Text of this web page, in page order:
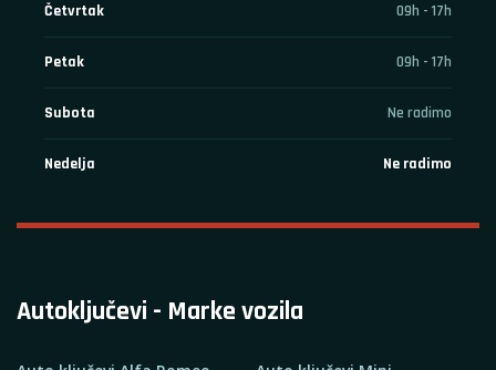
Četvrtak 09h - 17h
Petak 09h - 17h
Subota Ne radimo
Nedelja Ne radimo
Autoključevi - Marke vozila